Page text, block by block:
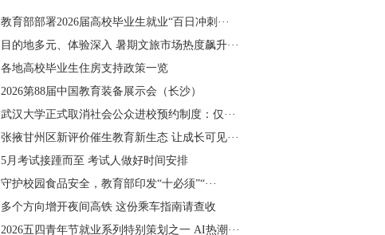
教育部部署2026届高校毕业生就业“百日冲刺···
目的地多元、体验深入 暑期文旅市场热度飙升···
各地高校毕业生住房支持政策一览
2026第88届中国教育装备展示会（长沙）
武汉大学正式取消社会公众进校预约制度：仅···
张掖甘州区新评价催生教育新生态 让成长可见···
5月考试接踵而至 考试人做好时间安排
守护校园食品安全，教育部印发“十必须”“···
多个方向增开夜间高铁 这份乘车指南请查收
2026五四青年节就业系列特别策划之一 AI热潮···